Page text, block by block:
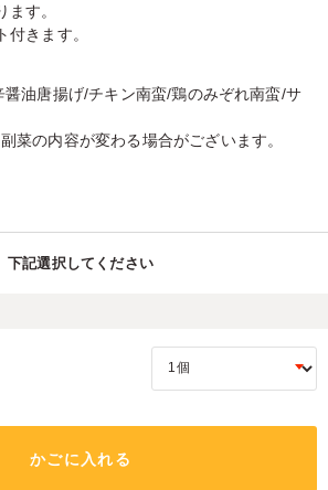
す。
きます。
油唐揚げ/チキン南蛮/鶏のみぞれ南蛮/サ
菜の内容が変わる場合がございます。
下記選択してください
かごに入れる